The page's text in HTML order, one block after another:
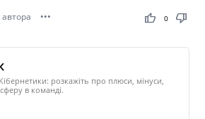
автора ••• thumb_up thumb_down
0
розкажіть про плюси, мінуси,
в команді.